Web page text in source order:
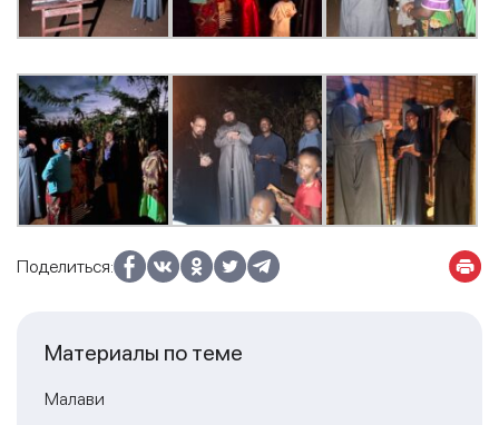
Поделиться:
Материалы по теме
Малави